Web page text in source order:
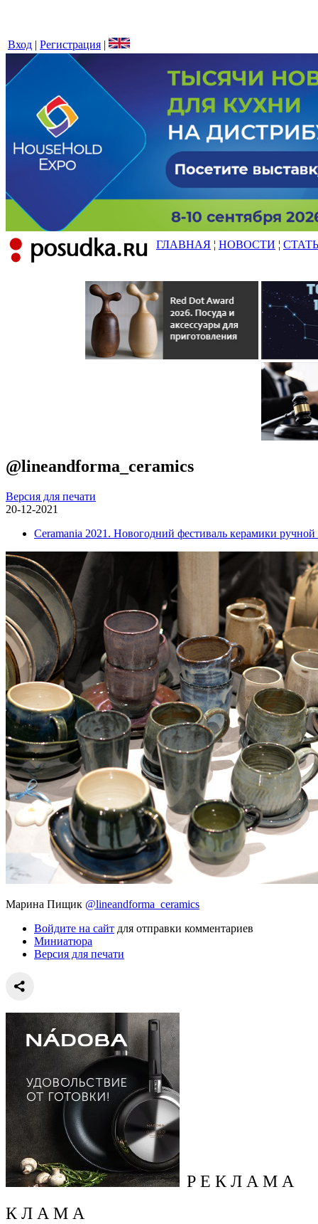
Вход | Регистрация |
ГЛАВНАЯ ¦ НОВОСТИ ¦
@lineandforma_ceramics
Версия для печати
20-12-2021
Ceramania 2021. Новогодний фестиваль керамики ручной
Марина Пищик @lineandforma_ceramics
Войдите на сайт для отправки комментариев
Миниатюра
Версия для печати
Р Е К Л А М А
К Л А М А